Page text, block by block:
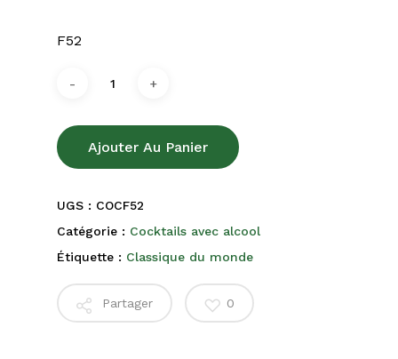
F52
Ajouter Au Panier
UGS : COCF52
Catégorie : Cocktails avec alcool
Étiquette : Classique du monde
Partager 0